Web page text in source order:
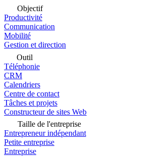
Objectif
Productivité
Communication
Mobilité
Gestion et direction
Outil
Téléphonie
CRM
Calendriers
Centre de contact
Tâches et projets
Constructeur de sites Web
Taille de l'entreprise
Entrepreneur indépendant
Petite entreprise
Entreprise